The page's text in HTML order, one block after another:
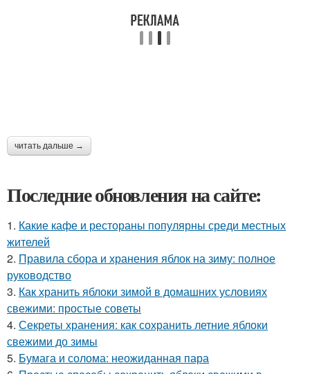
читать дальше →
Последние обновления на сайте:
1. Какие кафе и рестораны популярны среди местных
жителей
2. Правила сбора и хранения яблок на зиму: полное
руководство
3. Как хранить яблоки зимой в домашних условиях
свежими: простые советы
4. Секреты хранения: как сохранить летние яблоки
свежими до зимы
5. Бумага и солома: неожиданная пара